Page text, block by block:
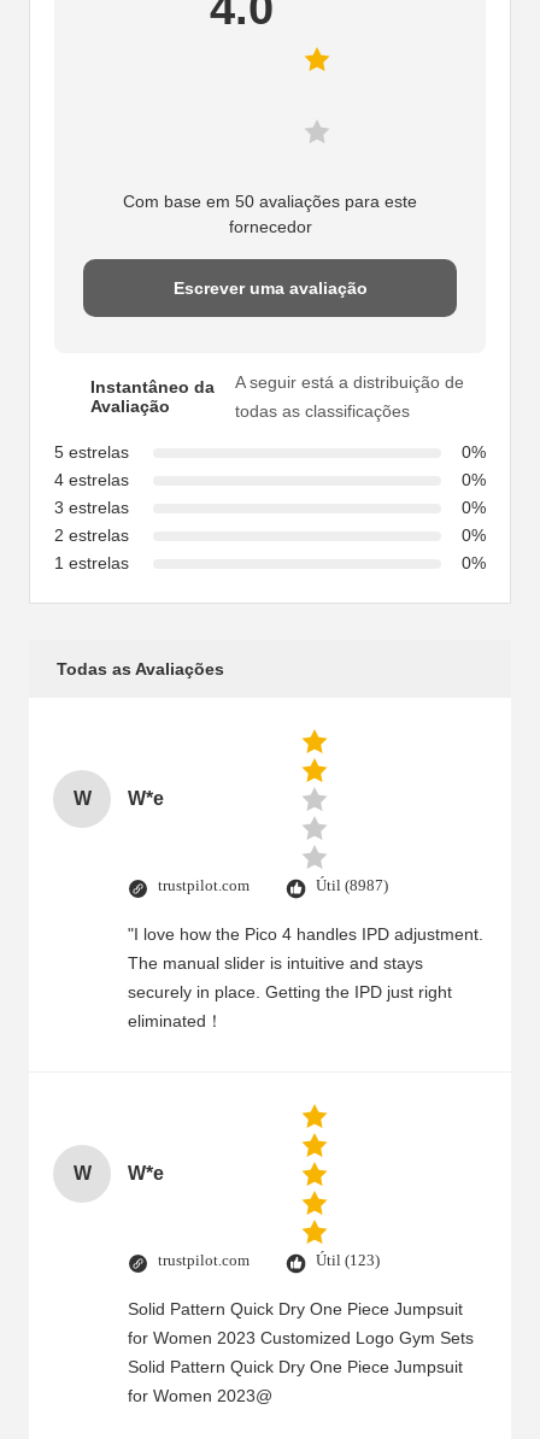
Com base em 50 avaliações para este
fornecedor
Escrever uma avaliação
Instantâneo da
Avaliação
A seguir está a distribuição de
todas as classificações
5 estrelas
0%
4 estrelas
0%
3 estrelas
0%
2 estrelas
0%
1 estrelas
0%
Todas as Avaliações
W W*e
trustpilot.com Útil (8987)
"I love how the Pico 4 handles IPD adjustment.
The manual slider is intuitive and stays
securely in place. Getting the IPD just right
eliminated！
W W*e
trustpilot.com Útil (123)
Solid Pattern Quick Dry One Piece Jumpsuit
for Women 2023 Customized Logo Gym Sets
Solid Pattern Quick Dry One Piece Jumpsuit
for Women 2023@